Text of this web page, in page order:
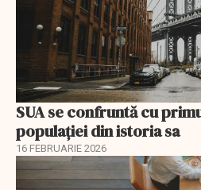
SUA se confruntă cu
populației din istoria sa
16 FEBRUARIE 2026